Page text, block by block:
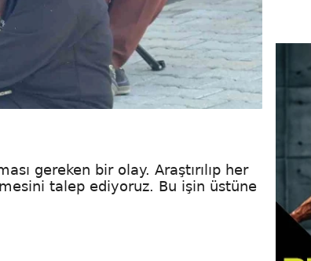
gereken bir olay. Araştırılıp her
talep ediyoruz. Bu işin üstüne